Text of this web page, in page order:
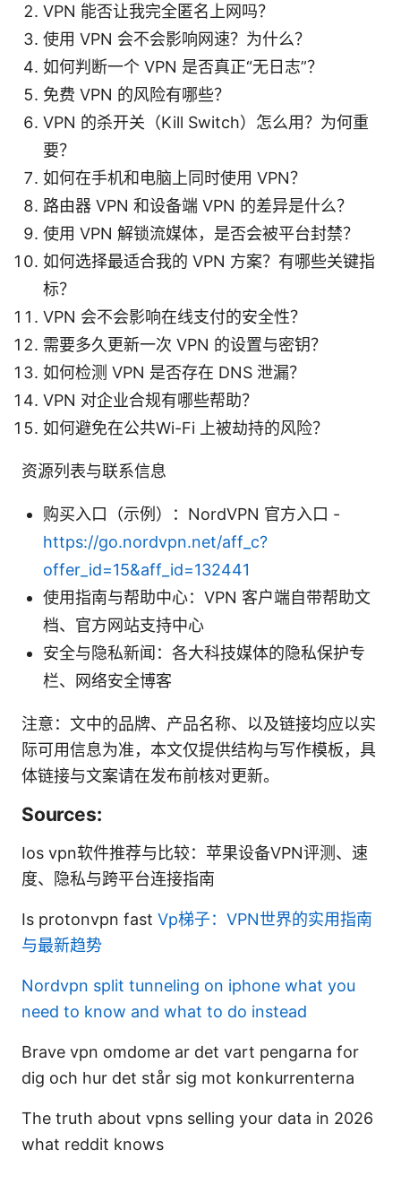
VPN 能否让我完全匿名上网吗？
使用 VPN 会不会影响网速？为什么？
如何判断一个 VPN 是否真正“无日志”？
免费 VPN 的风险有哪些？
VPN 的杀开关（Kill Switch）怎么用？为何重
要？
如何在手机和电脑上同时使用 VPN？
路由器 VPN 和设备端 VPN 的差异是什么？
使用 VPN 解锁流媒体，是否会被平台封禁？
如何选择最适合我的 VPN 方案？有哪些关键指
标？
VPN 会不会影响在线支付的安全性？
需要多久更新一次 VPN 的设置与密钥？
如何检测 VPN 是否存在 DNS 泄漏？
VPN 对企业合规有哪些帮助？
如何避免在公共Wi-Fi 上被劫持的风险？
资源列表与联系信息
购买入口（示例）：NordVPN 官方入口 -
https://go.nordvpn.net/aff_c?
offer_id=15&aff_id=132441
使用指南与帮助中心：VPN 客户端自带帮助文
档、官方网站支持中心
安全与隐私新闻：各大科技媒体的隐私保护专
栏、网络安全博客
注意：文中的品牌、产品名称、以及链接均应以实
际可用信息为准，本文仅提供结构与写作模板，具
体链接与文案请在发布前核对更新。
Sources:
Ios vpn软件推荐与比较：苹果设备VPN评测、速
度、隐私与跨平台连接指南
Is protonvpn fast Vp梯子：VPN世界的实用指南
与最新趋势
Nordvpn split tunneling on iphone what you
need to know and what to do instead
Brave vpn omdome ar det vart pengarna for
dig och hur det står sig mot konkurrenterna
The truth about vpns selling your data in 2026
what reddit knows